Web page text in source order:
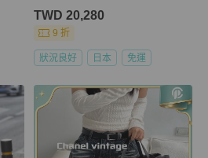
TWD 20,280
9 折
狀況良好 日本 免運